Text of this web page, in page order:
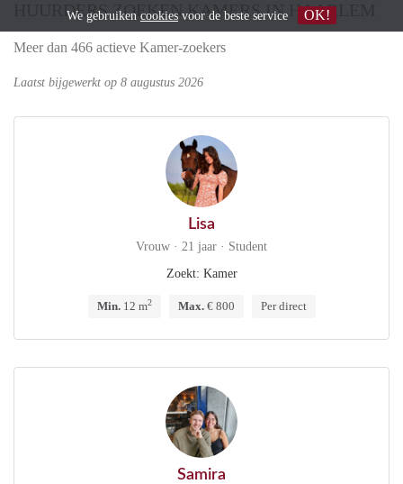
HUURDERS ZOEKEN KAMERS IN HAARLEM
Meer dan 466 actieve Kamer-zoekers
Laatst bijgewerkt op 8 augustus 2026
Lisa
Vrouw · 21 jaar · Student
Zoekt: Kamer
Min.12 m2 Max.€ 800 Per direct
Samira
We gebruiken cookies voor de beste service OK!